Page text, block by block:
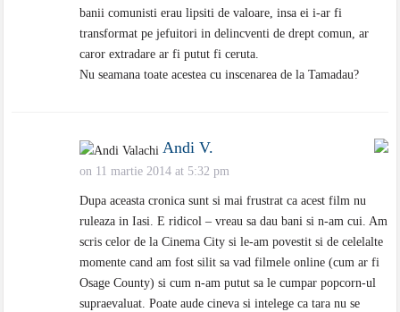
banii comunisti erau lipsiti de valoare, insa ei i-ar fi
transformat pe jefuitori in delincventi de drept comun, ar
caror extradare ar fi putut fi ceruta.
Nu seamana toate acestea cu inscenarea de la Tamadau?
Andi V.
on 11 martie 2014 at 5:32 pm
Dupa aceasta cronica sunt si mai frustrat ca acest film nu
ruleaza in Iasi. E ridicol – vreau sa dau bani si n-am cui. Am
scris celor de la Cinema City si le-am povestit si de celelalte
momente cand am fost silit sa vad filmele online (cum ar fi
Osage County) si cum n-am putut sa le cumpar popcorn-ul
supraevaluat. Poate aude cineva si intelege ca tara nu se